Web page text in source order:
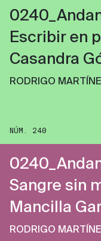
Escribir en
Casandra
RODRIGO
NÚM. 240
Sangre sin
Mancilla
RODRIGO